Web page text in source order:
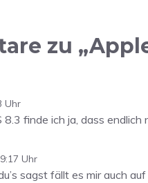
zu
Uhr
8.3 finde ich ja, dass
Uhr
sagst fällt es mir auch auf